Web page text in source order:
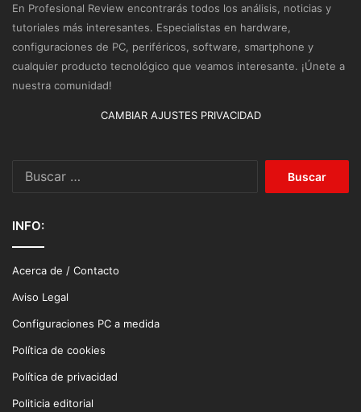
En Profesional Review encontrarás todos los análisis, noticias y
tutoriales más interesantes. Especialistas en hardware,
configuraciones de PC, periféricos, software, smartphone y
cualquier producto tecnológico que veamos interesante. ¡Únete a
nuestra comunidad!
CAMBIAR AJUSTES PRIVACIDAD
INFO:
Acerca de / Contacto
Aviso Legal
Configuraciones PC a medida
Política de cookies
Política de privacidad
Politicia editorial